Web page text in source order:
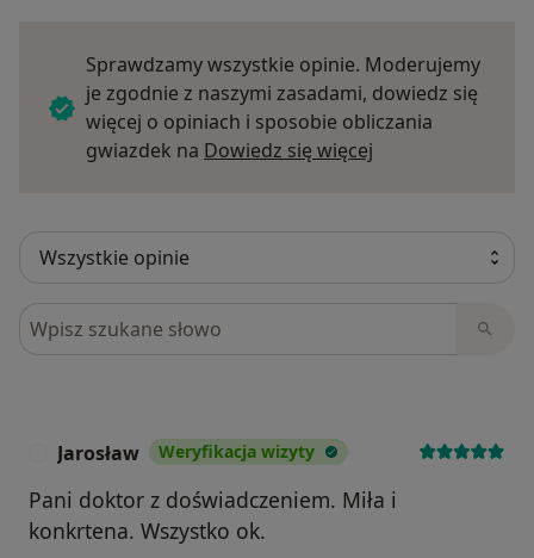
Sprawdzamy wszystkie opinie. Moderujemy
je zgodnie z naszymi zasadami, dowiedz się
więcej o opiniach i sposobie obliczania
gwiazdek na Dowiedz się więcej
Szukaj w opiniach
Jarosław Weryfikacja wizyty
Pani doktor z doświadczeniem. Miła i
konkrtena. Wszystko ok.